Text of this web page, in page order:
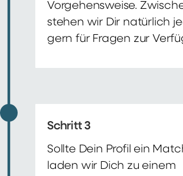
Vorgehensweise.
stehen wir Dir natürlich
gern für Fragen zur
Schritt 3
Sollte Dein Profil ein
laden wir Dich zu einem